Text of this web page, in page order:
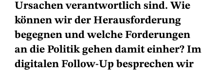
Ursachen verantwortlich sind. Wie
können wir der Herausforderung
begegnen und welche Forderungen
an die Politik gehen damit einher? Im
digitalen Follow-Up besprechen wir